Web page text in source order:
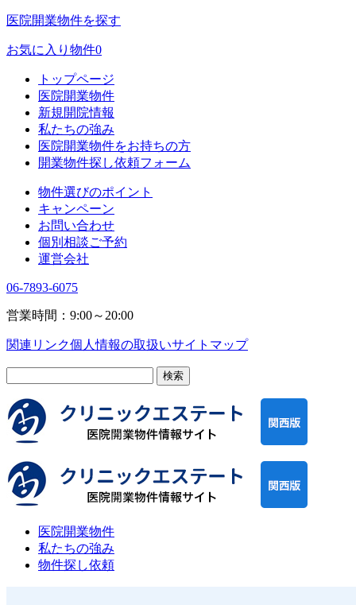
医院開業物件を探す
お気に入り物件0
トップページ
医院開業物件
新規開院情報
私たちの強み
医院開業物件をお持ちの方
開業物件探し依頼フォーム
物件選びのポイント
キャンペーン
お問い合わせ
個別相談ご予約
運営会社
06-7893-6075
営業時間：9:00～20:00
関連リンク個人情報の取扱いサイトマップ
医院開業物件
私たちの強み
物件探し依頼